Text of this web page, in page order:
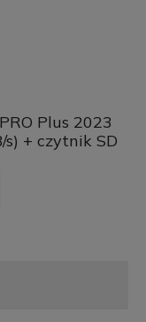
Plus 2023
+ czytnik SD